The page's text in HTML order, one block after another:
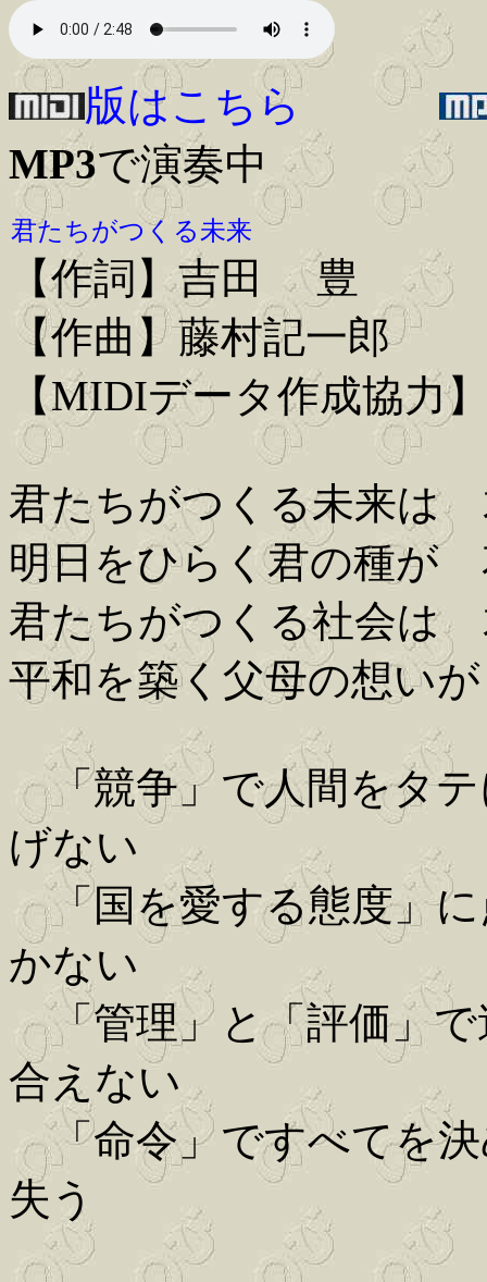
版はこちら
MP3で演奏中
君たちがつくる未来
【作詞】吉田 豊
【作曲】藤村記一郎
【MIDIデータ作成協力
君たちがつくる未来は
明日をひらく君の種が
君たちがつくる社会は
平和を築く父母の想い
「競争」で人間をタ
げない
「国を愛する態度」
かない
「管理」と「評価」
合えない
「命令」ですべてを
失う